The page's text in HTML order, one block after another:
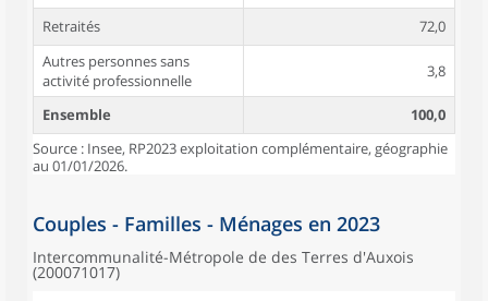
Retraités
72,0
Autres personnes sans
activité professionnelle
3,8
Ensemble
100,0
Source : Insee, RP2023 exploitation complémentaire, géographie
au 01/01/2026.
Couples - Familles - Ménages en 2023
Intercommunalité-Métropole de des Terres d'Auxois
(200071017)